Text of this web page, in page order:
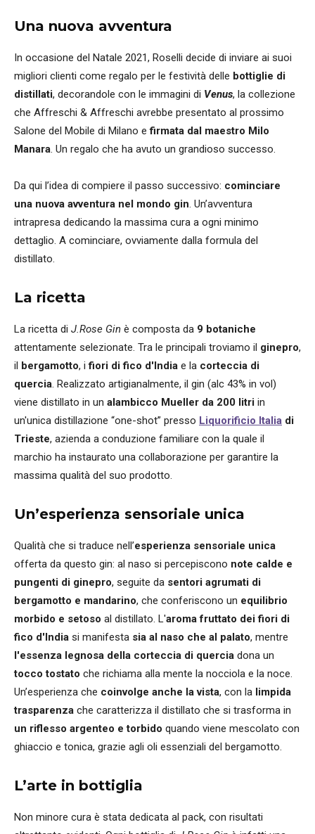
Una nuova avventura
In occasione del Natale 2021, Roselli decide di inviare ai suoi
migliori clienti come regalo per le festività delle bottiglie di
distillati, decorandole con le immagini di Venus, la collezione
che Affreschi & Affreschi avrebbe presentato al prossimo
Salone del Mobile di Milano efirmata dal maestro Milo
Manara. Un regalo che ha avuto un grandioso successo.
Da qui l’idea di compiere il passo successivo: cominciare
una nuova avventura nel mondo gin. Un’avventura
intrapresa dedicando la massima cura a ogni minimo
dettaglio. A cominciare, ovviamente dalla formula del
distillato.
La ricetta
La ricetta di J.Rose Gin è composta da 9 botaniche
attentamente selezionate. Tra le principali troviamo il ginepro,
il bergamotto, ifiori di fico d'India e la corteccia di
quercia. Realizzato artigianalmente, il gin (alc 43% in vol)
viene distillato in un alambicco Mueller da 200 litri in
un'unica distillazione “one-shot” presso Liquorificio Italia di
Trieste, azienda a conduzione familiare con la quale il
marchio ha instaurato una collaborazione per garantire la
massima qualità del suo prodotto.
Un’esperienza sensoriale unica
Qualità che si traduce nell’esperienza sensoriale unica
offerta da questo gin: al naso si percepiscono note calde e
pungenti di ginepro, seguite da sentori agrumati di
bergamotto e mandarino, che conferiscono un equilibrio
morbido e setoso al distillato. L'aroma fruttato dei fiori di
fico d'India si manifesta sia al naso che al palato, mentre
l'essenza legnosa della corteccia di quercia dona un
tocco tostato che richiama alla mente la nocciola e la noce.
Un’esperienza che coinvolge anche la vista, con la limpida
trasparenza che caratterizza il distillato che si trasforma in
un riflesso argenteo e torbido quando viene mescolato con
ghiaccio e tonica, grazie agli oli essenziali del bergamotto.
L’arte in bottiglia
Non minore cura è stata dedicata al pack, con risultati